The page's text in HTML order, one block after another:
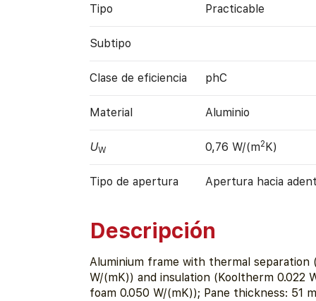
Tipo Practicable
Subtipo
Clase de eficiencia phC
Material Aluminio
UW 0,76 W/(m2K)
Tipo de apertura Apertura hacia
Descripción
Aluminium frame with thermal separation
W/(mK)) and insulation (Kooltherm 0.022
foam 0.050 W/(mK)); Pane thickness: 51